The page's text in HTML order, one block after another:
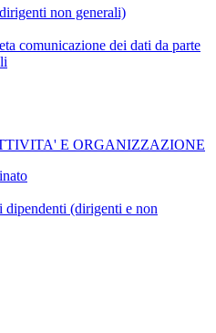
non generali)
comunicazione dei dati da parte
E ORGANIZZAZIONE
(dirigenti e non